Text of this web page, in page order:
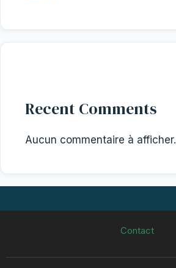
Recent Comments
Aucun commentaire à afficher.
Contact